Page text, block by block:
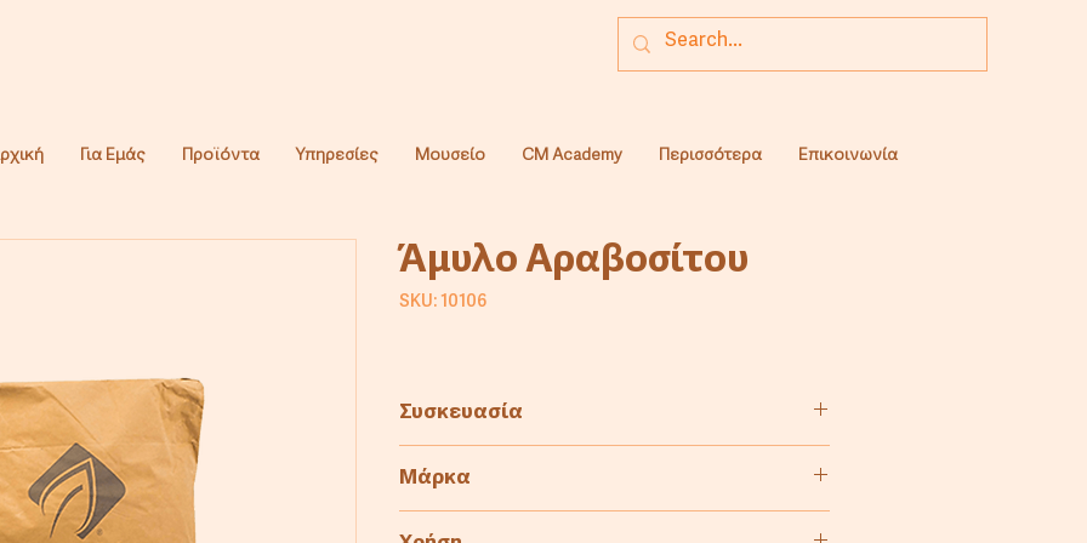
Για Εμάς Προϊόντα Υπηρεσίες Μουσείο CM Academy Περισσότερα Επικοινωνία
Άμυλο Αραβοσίτου
SKU: 10106
Συσκευασία
5kg
Μάρκα